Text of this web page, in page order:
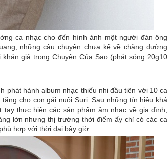
ca nhạc cho đến hình ảnh một người đàn ông
những câu chuyện chưa kể về chặng đường
giả trong Chuyện Của Sao (phát sóng 20g10
phát hành album nhạc thiếu nhi đầu tiên với 10 ca
cho con gái nuôi Suri. Sau những tín hiệu khá
thực hiện các sản phẩm âm nhạc về gia đình,
lớn nhưng thị trường thời điểm ấy chỉ có các ca
hợp với thời đại bây giờ.